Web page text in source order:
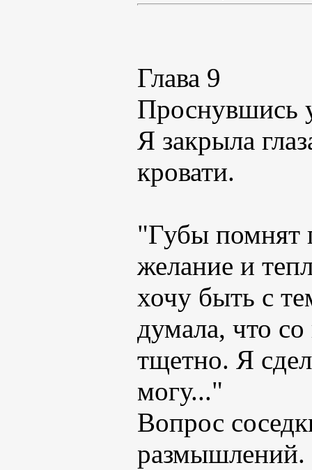
Глава 9
Проснувшись
Я закрыла
кровати.
"Губы
желание и
хочу быть с
думала, что
тщетно. Я
могу..."
Вопрос
размышлений.